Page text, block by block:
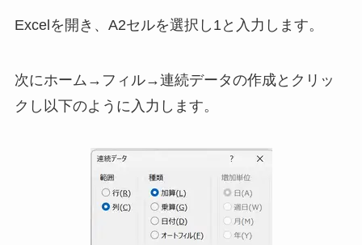
Excelを開き、A2セルを選択し1と入力します。
次にホーム→フィル→連続データの作成とクリッ
クし以下のように入力します。